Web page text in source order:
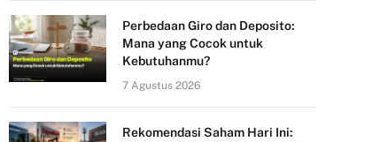
Perbedaan Giro dan Deposito:
Mana yang Cocok untuk
Kebutuhanmu?
7 Agustus 2026
Rekomendasi Saham Hari Ini: